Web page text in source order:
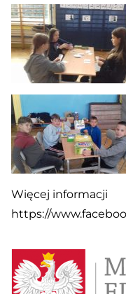
Więcej informacji
https://